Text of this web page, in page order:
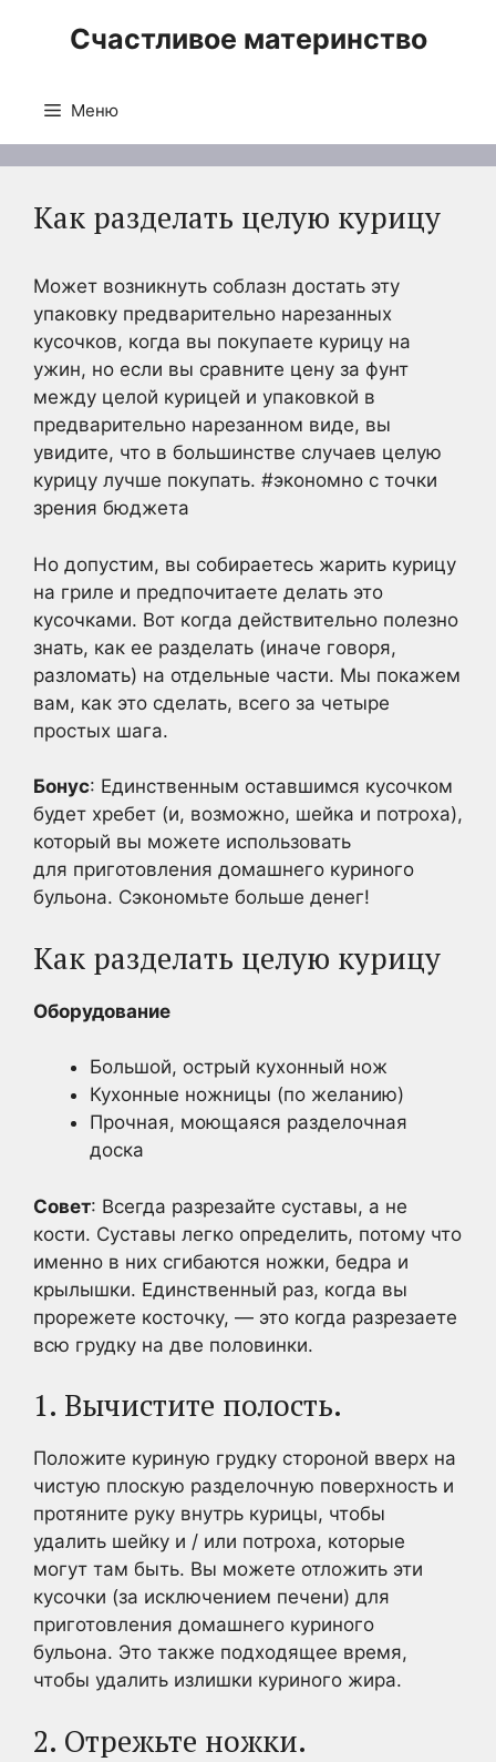
Счастливое материнство
Меню
Как разделать целую курицу
Может возникнуть соблазн достать эту
упаковку предварительно нарезанных
кусочков, когда вы покупаете курицу на
ужин, но если вы сравните цену за фунт
между целой курицей и упаковкой в
предварительно нарезанном виде, вы
увидите, что в большинстве случаев целую
курицу лучше покупать. #экономно с точки
зрения бюджета
Но допустим, вы собираетесь жарить курицу
на гриле и предпочитаете делать это
кусочками. Вот когда действительно полезно
знать, как ее разделать (иначе говоря,
разломать) на отдельные части. Мы покажем
вам, как это сделать, всего за четыре
простых шага.
Бонус: Единственным оставшимся кусочком
будет хребет (и, возможно, шейка и потроха),
который вы можете использовать
для приготовления домашнего куриного
бульона. Сэкономьте больше денег!
Как разделать целую курицу
Оборудование
Большой, острый кухонный нож
Кухонные ножницы (по желанию)
Прочная, моющаяся разделочная
доска
Совет: Всегда разрезайте суставы, а не
кости. Суставы легко определить, потому что
именно в них сгибаются ножки, бедра и
крылышки. Единственный раз, когда вы
прорежете косточку, — это когда разрезаете
всю грудку на две половинки.
1. Вычистите полость.
Положите куриную грудку стороной вверх на
чистую плоскую разделочную поверхность и
протяните руку внутрь курицы, чтобы
удалить шейку и / или потроха, которые
могут там быть. Вы можете отложить эти
кусочки (за исключением печени) для
приготовления домашнего куриного
бульона. Это также подходящее время,
чтобы удалить излишки куриного жира.
2. Отрежьте ножки.